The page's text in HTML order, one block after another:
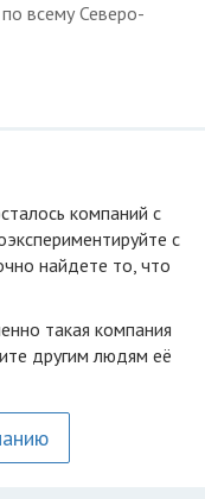
всему Северо-
компаний с
с
найдете то, что
такая компания
другим людям её